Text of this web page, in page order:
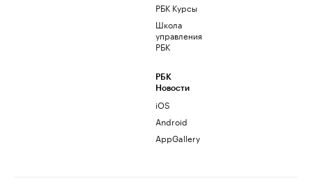
РБК Курсы
Школа
управления
РБК
РБК
Новости
iOS
Android
AppGallery